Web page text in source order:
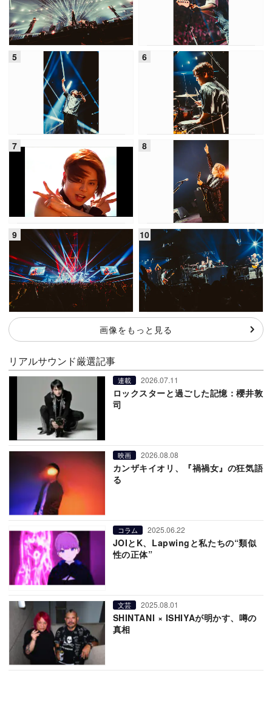
画像をもっと見る
リアルサウンド厳選記事
連載 2026.07.11
ロックスターと過ごした記憶：櫻井敦
司
映画 2026.08.08
カンザキイオリ、『禍禍女』の狂気語
る
コラム 2025.06.22
JOIとK、Lapwingと私たちの“類似
性の正体”
文芸 2025.08.01
SHINTANI × ISHIYAが明かす、噂の
真相